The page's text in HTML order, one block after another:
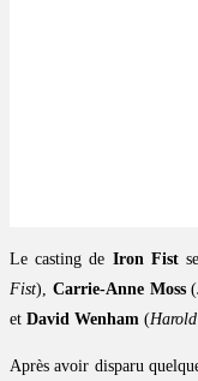
Le casting de Iron Fist
Fist), Carrie-Anne Moss(
et David Wenham (
Après avoir disparu